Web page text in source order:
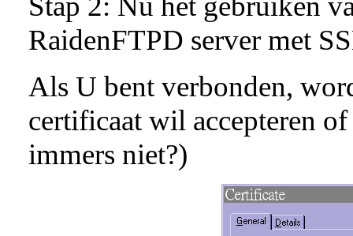
RaidenFTPD server met
Als U bent verbonden,
certificaat wil accepteren
immers niet?)